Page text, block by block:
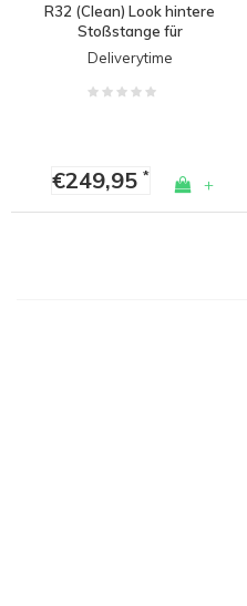
R32 (Clean) Look hintere
Stoßstange für
Volkswagen Golf 5
Deliverytime
€249,95* +